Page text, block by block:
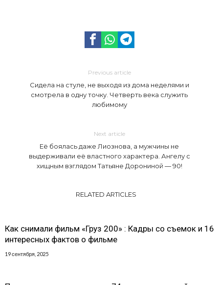
Previous article
Сидела на стуле, не выходя из дома неделями и
смотрела в одну точку. Четверть века служить
любимому
Next article
Её боялась даже Лиознова, а мужчины не
выдерживали её властного характера. Ангелу с
хищным взглядом Татьяне Дорониной — 90!
RELATED ARTICLES
Как снимали фильм «Груз 200» : Кадры со съемок и 16
интересных фактов о фильме
19 сентября, 2025